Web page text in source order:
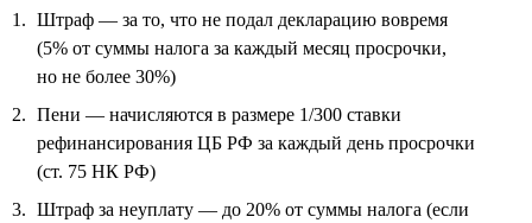
Штраф — за то, что не подал декларацию вовремя
(5% от суммы налога за каждый месяц просрочки,
но не более 30%)
Пени — начисляются в размере 1/300 ставки
рефинансирования ЦБ РФ за каждый день просрочки
(ст. 75 НК РФ)
Штраф за неуплату — до 20% от суммы налога (если